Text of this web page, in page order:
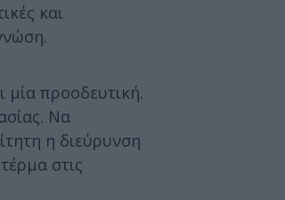
και
μία προοδευτική.
Να
η διεύρυνση
στις